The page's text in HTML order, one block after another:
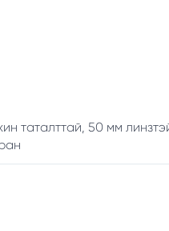
таталттай, 50 мм